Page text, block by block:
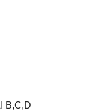
B,C,D